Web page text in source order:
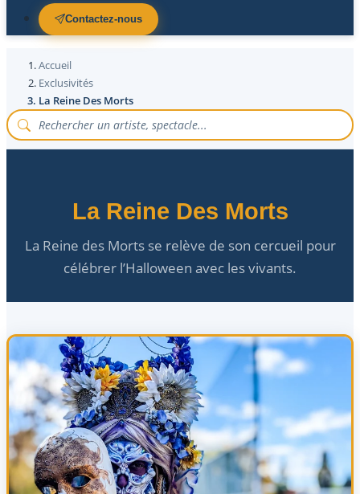
Contactez-nous
Accueil
Exclusivités
La Reine Des Morts
La Reine Des Morts
La Reine des Morts se relève de son cercueil pour
célébrer l’Halloween avec les vivants.